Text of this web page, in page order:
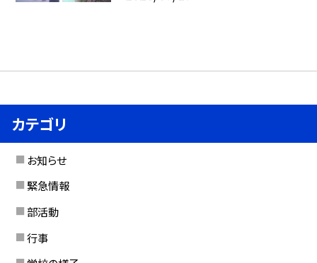
カテゴリ
お知らせ
緊急情報
部活動
行事